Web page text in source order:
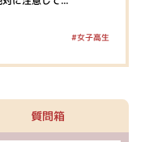
#女子高生
質問箱